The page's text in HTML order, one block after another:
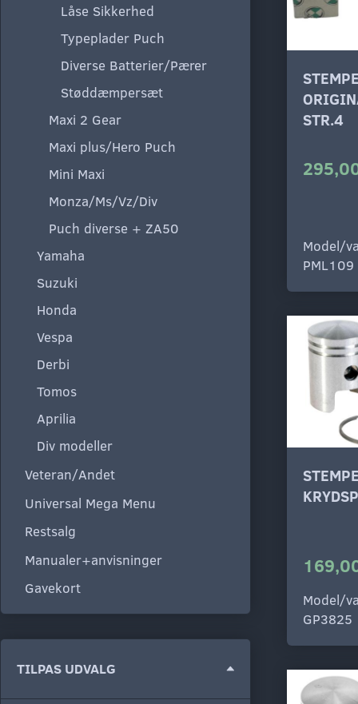
Låse Sikkerhed
Typeplader Puch
Diverse Batterier/Pærer
Støddæmpersæt
Maxi 2 Gear
Maxi plus/Hero Puch
Mini Maxi
Monza/Ms/Vz/Div
Puch diverse + ZA50
Yamaha
Suzuki
Honda
Vespa
Derbi
Tomos
Aprilia
Div modeller
Veteran/Andet
Universal Mega Menu
Restsalg
Manualer+anvisninger
Gavekort
TILPAS UDVALG
STR.4
Model/
PML109
Model/
GP3825